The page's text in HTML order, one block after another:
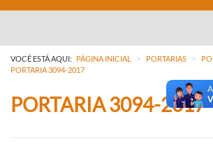
VOCÊ ESTÁ AQUI: PÁGINA INICIAL > PORTARIAS >
PORTARIA 3094-2017
PORTARIA 3094-2017